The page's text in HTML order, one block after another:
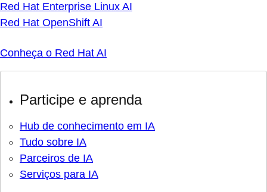
Red Hat Enterprise Linux AI
Red Hat OpenShift AI
Conheça o Red Hat AI
Participe e aprenda
Hub de conhecimento em IA
Tudo sobre IA
Parceiros de IA
Serviços para IA